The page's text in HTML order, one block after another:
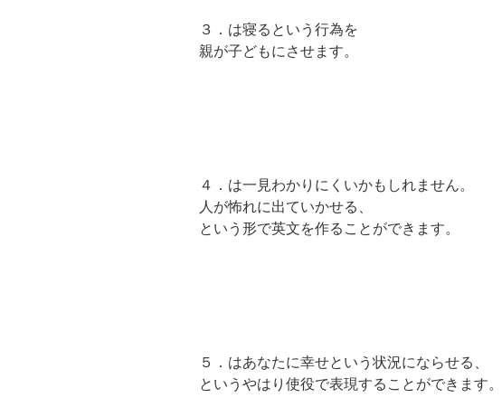
３．は寝るという行為を
親が子どもにさせます。
４．は一見わかりにくいかもしれません。
人が怖れに出ていかせる、
という形で英文を作ることができます。
５．はあなたに幸せという状況にならせる、
というやはり使役で表現することができます。